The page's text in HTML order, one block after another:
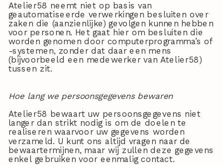
Atelier58 neemt niet op basis van
geautomatiseerde verwerkingen besluiten over
zaken die (aanzienlijke) gevolgen kunnen hebben
voor personen. Het gaat hier om besluiten die
worden genomen door computerprogramma’s of
-systemen, zonder dat daar een mens
(bijvoorbeeld een medewerker van Atelier58)
tussen zit.
Hoe lang we persoonsgegevens bewaren
Atelier58 bewaart uw persoonsgegevens niet
langer dan strikt nodig is om de doelen te
realiseren waarvoor uw gegevens worden
verzameld. U kunt ons altijd vragen naar de
bewaartermijnen, maar wij zullen deze gegevens
enkel gebruiken voor eenmalig contact.